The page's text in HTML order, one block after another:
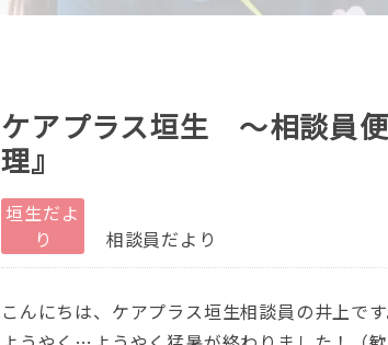
ケアプラス垣生 ～相談員
理』
垣生だよ
り
相談員だより
こんにちは、ケアプラス垣生相談員の井上です